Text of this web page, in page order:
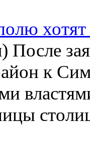
хотят
После
к